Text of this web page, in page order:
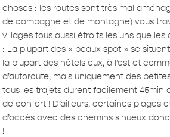
choses : les routes sont très mal
de campagne et de montagne) vous
villages tous aussi étroits les uns que
: La plupart des « beaux spot » se situent
la plupart des hôtels eux, à l’est et
d’autoroute, mais uniquement des
tous les trajets durent facilement 45min
de confort ! D’ailleurs, certaines plages
d’accès avec des chemins sinueux donc
!